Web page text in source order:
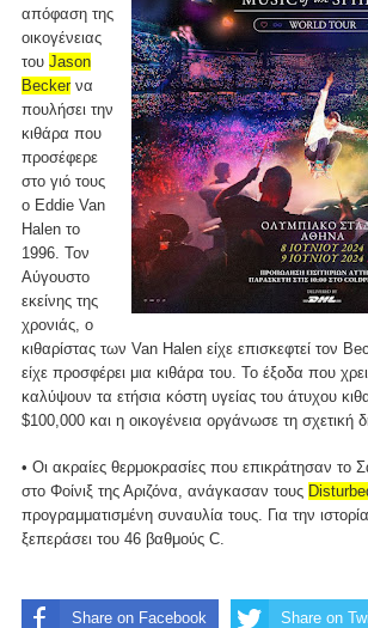
απόφαση της
οικογένειας
του Jason
Becker να
πουλήσει την
κιθάρα που
προσέφερε
στο γιό τους
ο Eddie Van
Halen το
1996. Τον
Αύγουστο
εκείνης της
χρονιάς, ο
κιθαρίστας των Van Halen είχε επισκεφτεί τον
είχε προσφέρει μια κιθάρα του. Το έξοδα που
καλύψουν τα ετήσια κόστη υγείας του άτυχου
$100,000 και η οικογένεια οργάνωσε τη σχετική
• Οι ακραίες θερμοκρασίες που επικράτησαν το
στο Φοίνιξ της Αριζόνα, ανάγκασαν τους
προγραμματισμένη συναυλία τους. Για την
ξεπεράσει του 46 βαθμούς C.
Share on Facebook Share on